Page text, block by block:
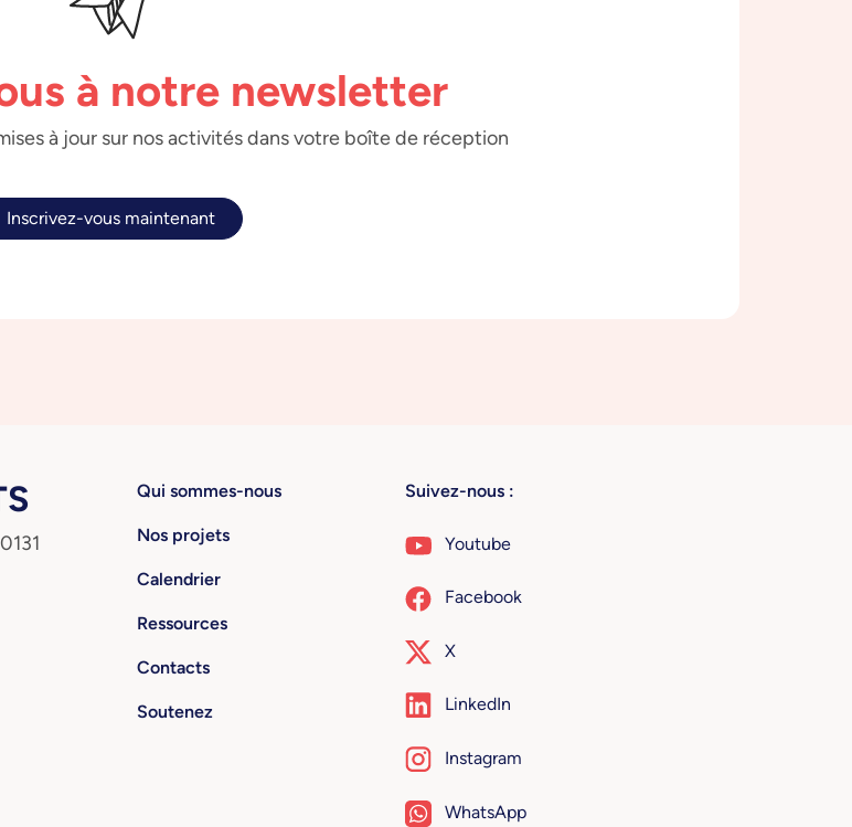
à notre newsletter
à jour sur nos activités dans votre boîte de réception
Inscrivez-vous maintenant
Qui sommes-nous
Nos projets
Calendrier
Ressources
Contacts
Soutenez
Suivez-nous :
Youtube
Facebook
X
LinkedIn
Instagram
WhatsApp